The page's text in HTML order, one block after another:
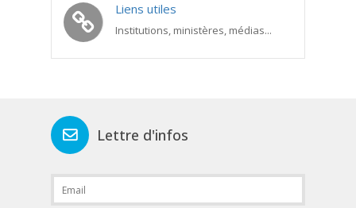
Liens utiles
Institutions, ministères, médias...
Lettre d'infos